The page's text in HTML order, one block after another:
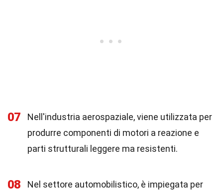
07
Nell'industria aerospaziale, viene utilizzata per
produrre componenti di motori a reazione e
parti strutturali leggere ma resistenti.
08
Nel settore automobilistico, è impiegata per